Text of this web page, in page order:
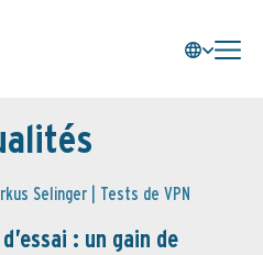
Selinger | Tests de VPN
: un gain de